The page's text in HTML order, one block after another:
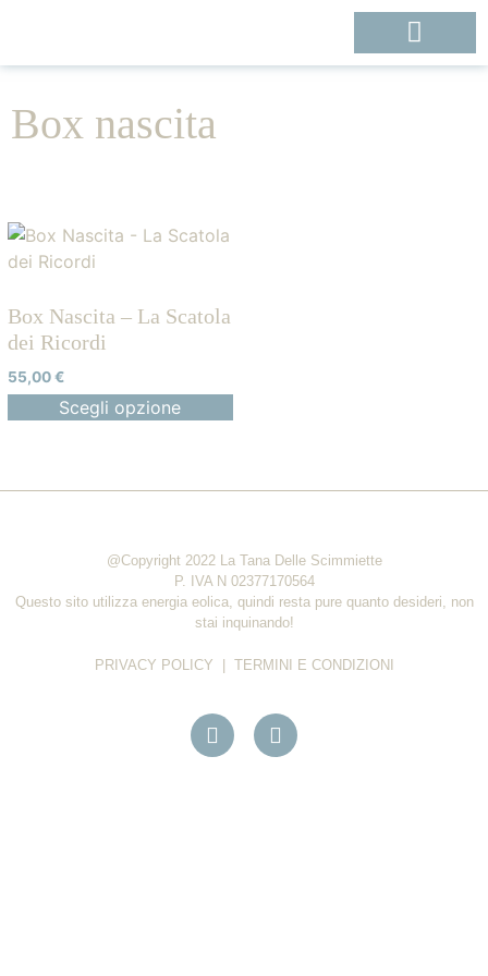
Box nascita
Box Nascita – La Scatola
dei Ricordi
55,00€
Scegli opzione
@Copyright 2022 La Tana Delle Scimmiette
P. IVA N 02377170564
Questo sito utilizza energia eolica, quindi resta pure quanto desideri, non
stai inquinando!
PRIVACY POLICY TERMINI E CONDIZIONI